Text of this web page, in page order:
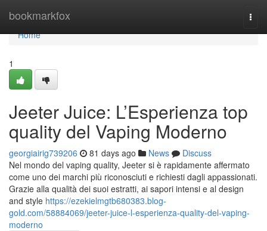
bookmarkfox
Home
Home
1
Jeeter Juice: L’Esperienza top
quality del Vaping Moderno
georgiairig739206 81 days ago News
Discuss
Nel mondo del vaping quality, Jeeter si è rapidamente affermato
come uno dei marchi più riconosciuti e richiesti dagli appassionati.
Grazie alla qualità dei suoi estratti, ai sapori intensi e al design
and style https://ezekielmgtb680383.blog-
gold.com/58884069/jeeter-juice-l-esperienza-quality-del-vaping-
moderno